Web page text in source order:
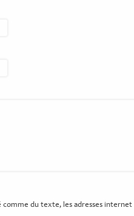
comme du texte, les adresses